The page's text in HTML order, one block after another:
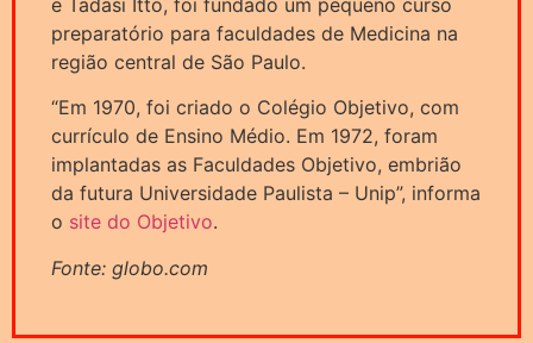
preparatório para faculdades de Medicina na
região central de São Paulo.
“Em 1970, foi criado o Colégio Objetivo, com
currículo de Ensino Médio. Em 1972, foram
implantadas as Faculdades Objetivo, embrião
da futura Universidade Paulista – Unip”, informa
o site do Objetivo.
Fonte: globo.com